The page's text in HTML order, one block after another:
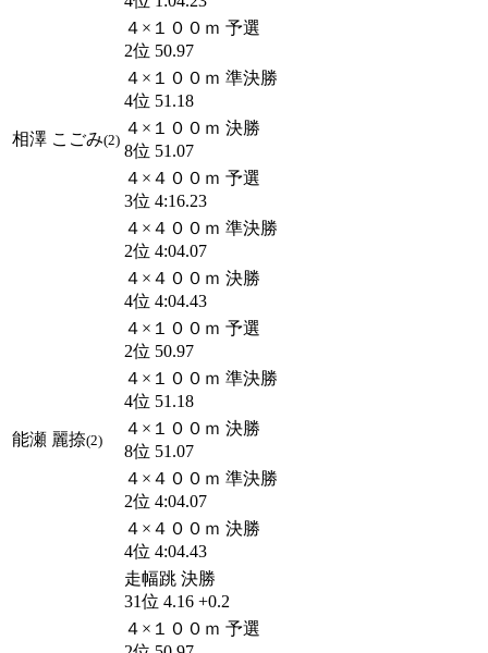
相澤 こごみ(2)
４×１００ｍ 予選
2位 50.97
４×１００ｍ 準決勝
4位 51.18
４×１００ｍ 決勝
8位 51.07
４×４００ｍ 予選
3位 4:16.23
４×４００ｍ 準決勝
2位 4:04.07
４×４００ｍ 決勝
4位 4:04.43
能瀬 麗捺(2)
４×１００ｍ 予選
2位 50.97
４×１００ｍ 準決勝
4位 51.18
４×１００ｍ 決勝
8位 51.07
４×４００ｍ 準決勝
2位 4:04.07
４×４００ｍ 決勝
4位 4:04.43
走幅跳 決勝
31位 4.16 +0.2
４×１００ｍ 予選